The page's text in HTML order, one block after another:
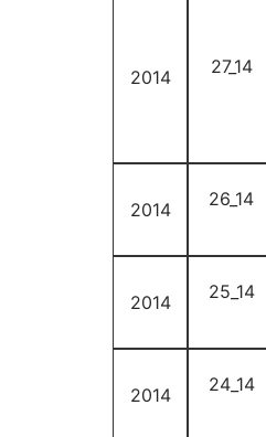
2014 27_14
2014 26_14
2014 25_14
2014 24_14